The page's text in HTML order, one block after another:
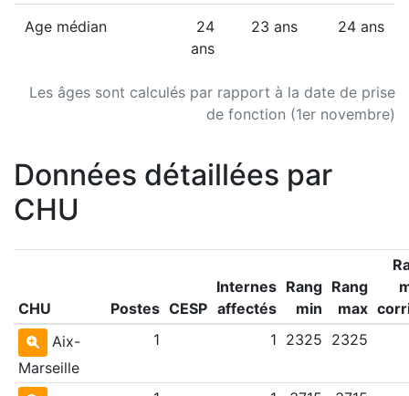
Les âges sont calculés par rapport à la date de prise
de fonction (1er novembre)
Age médian
24
ans
23 ans 24 ans
Données détaillées par
CHU
CHU Postes CESP
Internes
affectés
Rang
min
Rang
max
Aix-
Marseille
1 1 2325 2325